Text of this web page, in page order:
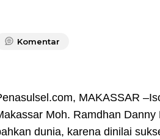
Komentar
MAKASSAR
Moh. Ramdhan
dunia, karena dinilai